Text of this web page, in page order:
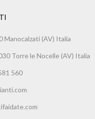
Manocalzati (AV) Italia
Torre le Nocelle (AV) Italia
560